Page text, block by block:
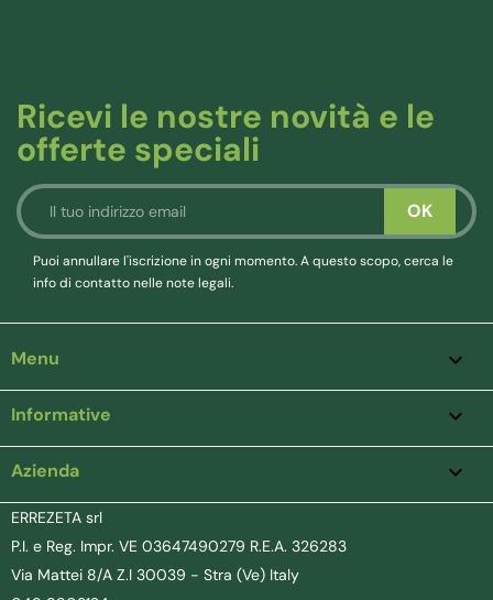
Ricevi le nostre novità e le
offerte speciali
Puoi annullare l'iscrizione in ogni momento. A questo scopo, cerca le
info di contatto nelle note legali.
Menu 
Informative 
Azienda keyboard_arrow_down
ERREZETA srl
P.I. e Reg. Impr. VE 03647490279 R.E.A. 326283
Via Mattei 8/A Z.I 30039 - Stra (Ve) Italy